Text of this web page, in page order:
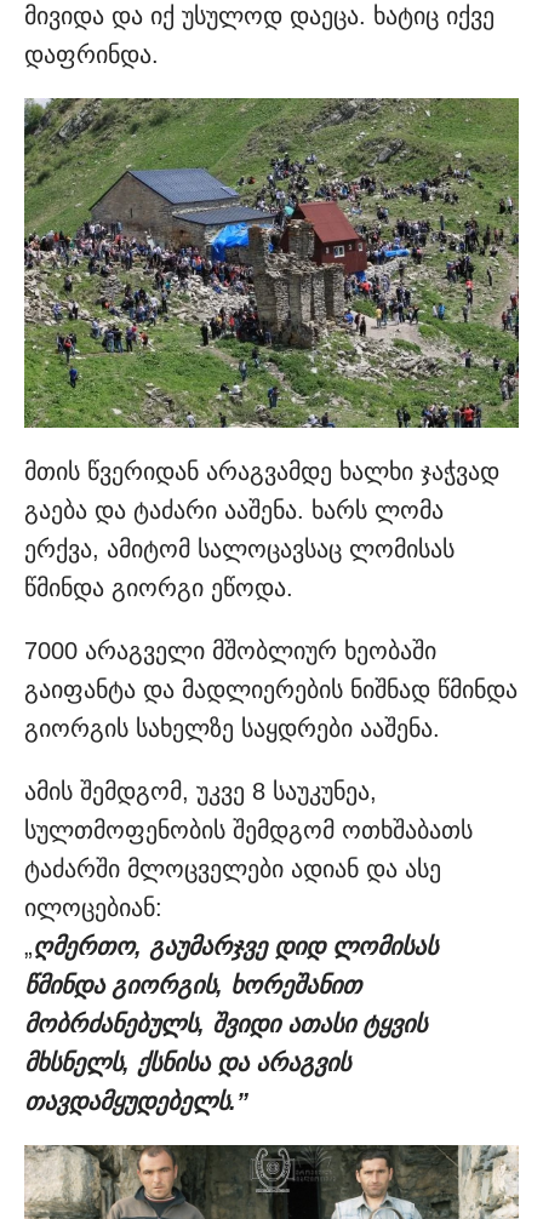
მივიდა და იქ უსულოდ დაეცა. ხატიც იქვე
დაფრინდა.
მთის წვერიდან არაგვამდე ხალხი ჯაჭვად
გაება და ტაძარი ააშენა. ხარს ლომა
ერქვა, ამიტომ სალოცავსაც ლომისას
წმინდა გიორგი ეწოდა.
7000 არაგველი მშობლიურ ხეობაში
გაიფანტა და მადლიერების ნიშნად წმინდა
გიორგის სახელზე საყდრები ააშენა.
ამის შემდგომ, უკვე 8 საუკუნეა,
სულთმოფენობის შემდგომ ოთხშაბათს
ტაძარში მლოცველები ადიან და ასე
ილოცებიან:
„ღმერთო, გაუმარჯვე დიდ ლომისას
წმინდა გიორგის, ხორეშანით
მობრძანებულს, შვიდი ათასი ტყვის
მხსნელს, ქსნისა და არაგვის
თავდამყუდებელს.”